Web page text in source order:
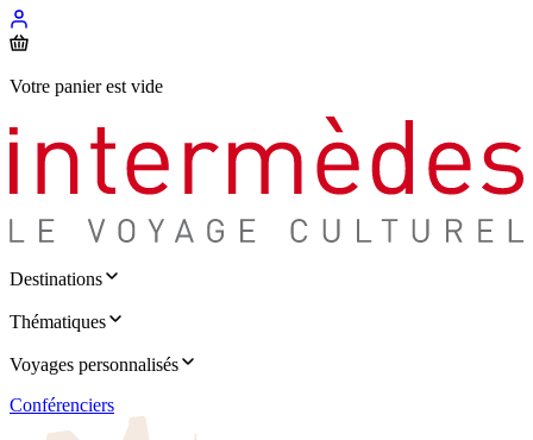
Votre panier est vide
Destinations
Thématiques
Voyages personnalisés
Conférenciers